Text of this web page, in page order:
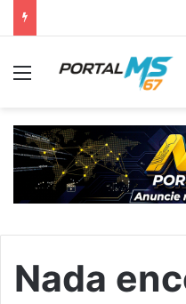
Menu
Nada